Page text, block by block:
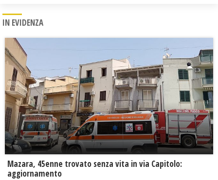
IN EVIDENZA
Mazara, 45enne trovato senza vita in via Capitolo:
aggiornamento